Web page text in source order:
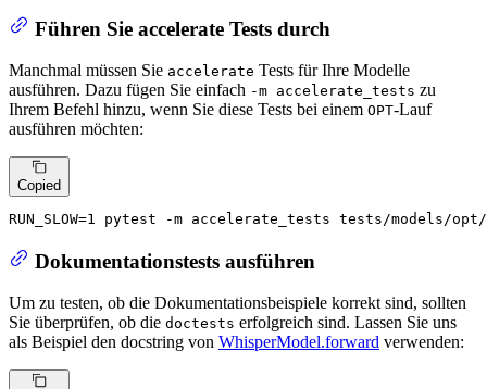
Führen Sie accelerate Tests durch
Manchmal müssen Sie accelerate Tests für Ihre Modelle
ausführen. Dazu fügen Sie einfach -m accelerate_tests zu
Ihrem Befehl hinzu, wenn Sie diese Tests bei einem OPT-Lauf
ausführen möchten:
Copied
RUN_SLOW=1 pytest -m accelerate_tests tests/models/
Dokumentationstests ausführen
Um zu testen, ob die Dokumentationsbeispiele korrekt sind, sollten
Sie überprüfen, ob die doctests erfolgreich sind. Lassen Sie uns
als Beispiel den docstring von WhisperModel.forward verwenden: